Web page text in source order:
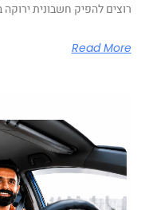
רוצים להפיק חשבונית ירוקה
Read More